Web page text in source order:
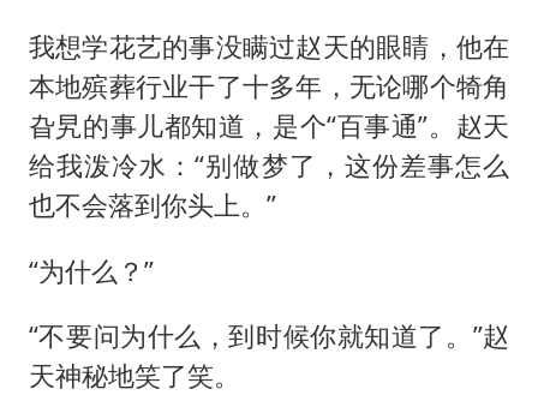
我想学花艺的事没瞒过赵天的眼睛，他在
本地殡葬行业干了十多年，无论哪个犄角
旮旯的事儿都知道，是个“百事通”。赵天
给我泼冷水：“别做梦了，这份差事怎么
也不会落到你头上。”
“为什么？”
“不要问为什么，到时候你就知道了。”赵
天神秘地笑了笑。